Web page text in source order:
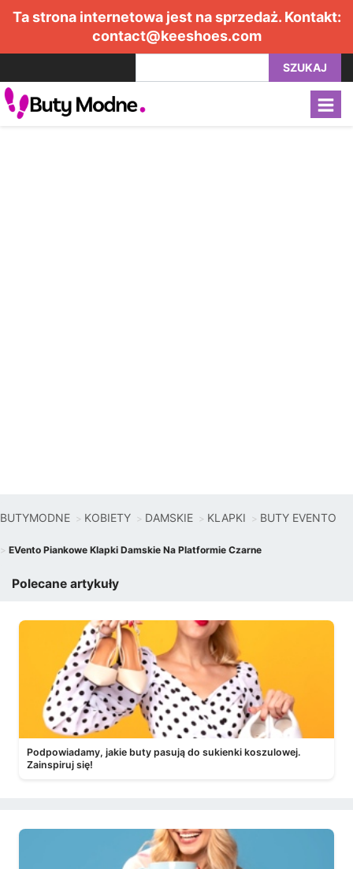
Ta strona internetowa jest na sprzedaż. Kontakt:
contact@keeshoes.com
SZUKAJ
BUTYMODNE KOBIETY DAMSKIE KLAPKI BUTY EVENTO
EVento Piankowe Klapki Damskie Na Platformie Czarne
Polecane artykuły
Podpowiadamy, jakie buty pasują do sukienki koszulowej.
Zainspiruj się!